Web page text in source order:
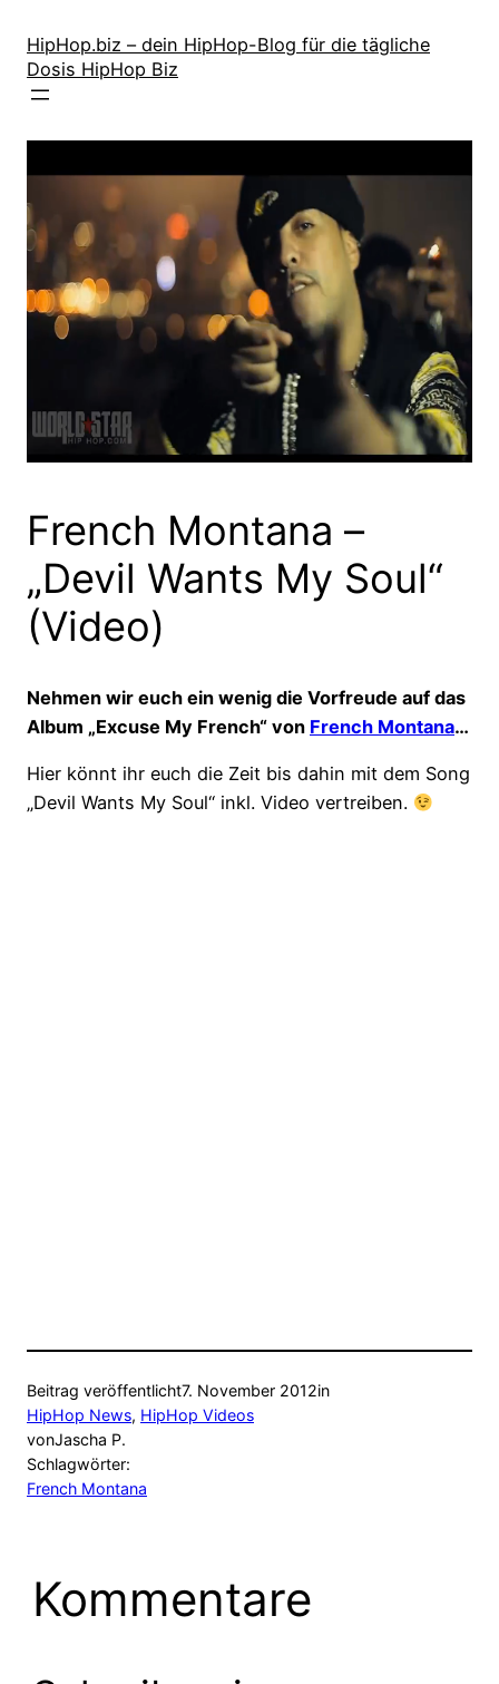
Inhalt
springen
HipHop.biz – dein HipHop-Blog für die tägliche
Dosis HipHop Biz
French Montana –
„Devil Wants My Soul“
(Video)
Nehmen wir euch ein wenig die Vorfreude auf das
Album „Excuse My French“ von French Montana…
Hier könnt ihr euch die Zeit bis dahin mit dem Song
„Devil Wants My Soul“ inkl. Video vertreiben.
Beitrag veröffentlicht7. November 2012in
HipHop News, HipHop Videos
vonJascha P.
Schlagwörter:
French Montana
Kommentare